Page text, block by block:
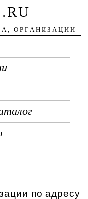
ОРГАНИЗАЦИИ
по адресу